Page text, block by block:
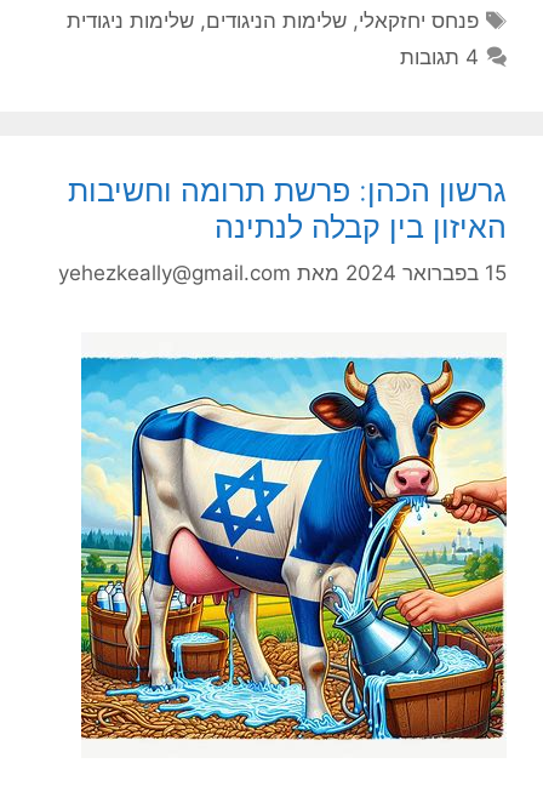
תגיות
פנחס יחזקאלי,שלימות הניגודים,שלימות ניגודית
4 תגובות
גרשון הכהן: פרשת תרומה וחשיבות
האיזון בין קבלה לנתינה
15 בפברואר 2024 מאת yehezkeally@gmail.com